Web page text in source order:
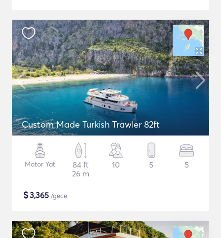
Custom Made Turkish Trawler 82ft
Motor Yat
84 ft
26 m
10 5 5
$3,365 /gece